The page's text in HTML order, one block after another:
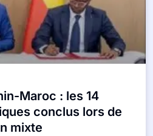
Maroc : les 14
conclus lors de
mixte